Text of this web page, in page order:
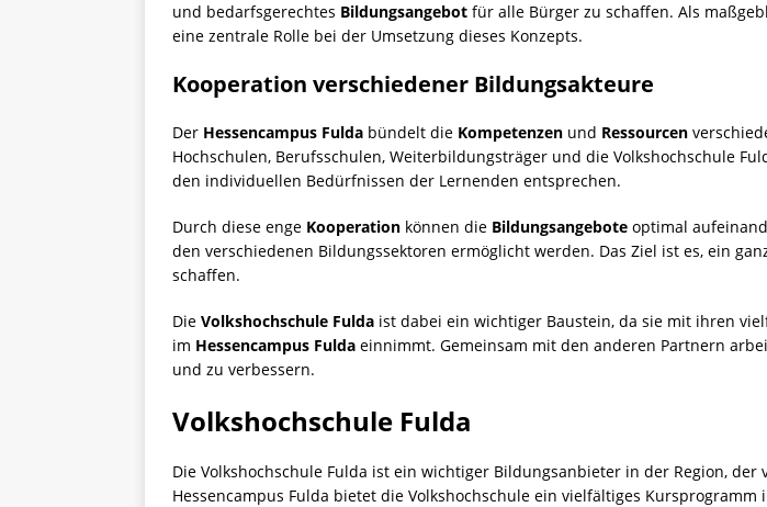
und bedarfsgerechtes Bildungsangebot für alle Bürger zu schaffen. Als
eine zentrale Rolle bei der Umsetzung dieses Konzepts.
Kooperation verschiedener Bildungsakteure
Der Hessencampus Fulda bündelt die Kompetenzen und Ressourcen
Hochschulen, Berufsschulen, Weiterbildungsträger und die Volkshochschule
den individuellen Bedürfnissen der Lernenden entsprechen.
Durch diese enge Kooperation können die Bildungsangebote optimal
den verschiedenen Bildungssektoren ermöglicht werden. Das Ziel ist es, ein
schaffen.
Die Volkshochschule Fulda ist dabei ein wichtiger Baustein, da sie mit ihren
im Hessencampus Fulda einnimmt. Gemeinsam mit den anderen Partnern
und zu verbessern.
Volkshochschule Fulda
Die Volkshochschule Fulda ist ein wichtiger Bildungsanbieter in der Region,
Hessencampus Fulda bietet die Volkshochschule ein vielfältiges